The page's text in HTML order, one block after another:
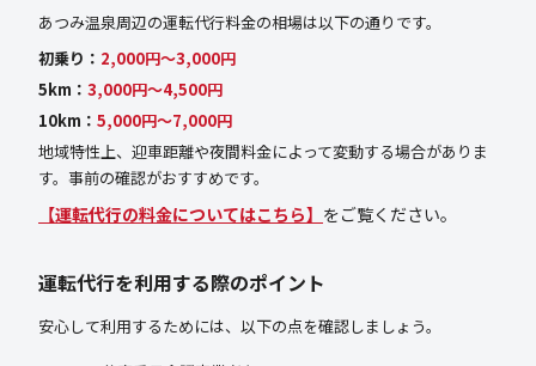
あつみ温泉周辺の運転代行料金の相場は以下の通りです。
初乗り： 2,000円〜3,000円
5km： 3,000円〜4,500円
10km： 5,000円〜7,000円
地域特性上、迎車距離や夜間料金によって変動する場合がありま
す。事前の確認がおすすめです。
【運転代行の料金についてはこちら】 をご覧ください。
運転代行を利用する際のポイント
安心して利用するためには、以下の点を確認しましょう。